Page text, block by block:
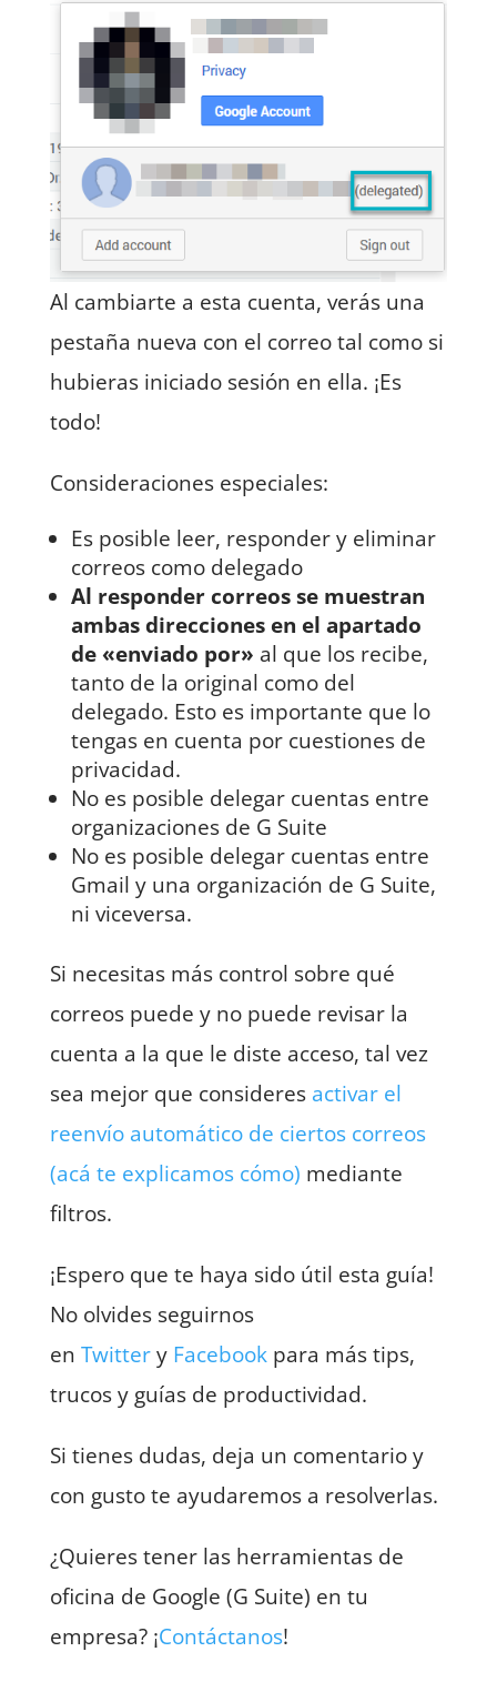
Al cambiarte a esta cuenta, verás una
pestaña nueva con el correo tal como si
hubieras iniciado sesión en ella. ¡Es
todo!
Consideraciones especiales:
Es posible leer, responder y eliminar
correos como delegado
Al responder correos se muestran
ambas direcciones en el apartado
de «enviado por» al que los recibe,
tanto de la original como del
delegado. Esto es importante que lo
tengas en cuenta por cuestiones de
privacidad.
No es posible delegar cuentas entre
organizaciones de G Suite
No es posible delegar cuentas entre
Gmail y una organización de G Suite,
ni viceversa.
Si necesitas más control sobre qué
correos puede y no puede revisar la
cuenta a la que le diste acceso, tal vez
sea mejor que consideres activar el
reenvío automático de ciertos correos
(acá te explicamos cómo) mediante
filtros.
¡Espero que te haya sido útil esta guía!
No olvides seguirnos
en Twittery Facebookpara más tips,
trucos y guías de productividad.
Si tienes dudas, deja un comentario y
con gusto te ayudaremos a resolverlas.
¿Quieres tener las herramientas de
oficina de Google (G Suite) en tu
empresa? ¡Contáctanos!